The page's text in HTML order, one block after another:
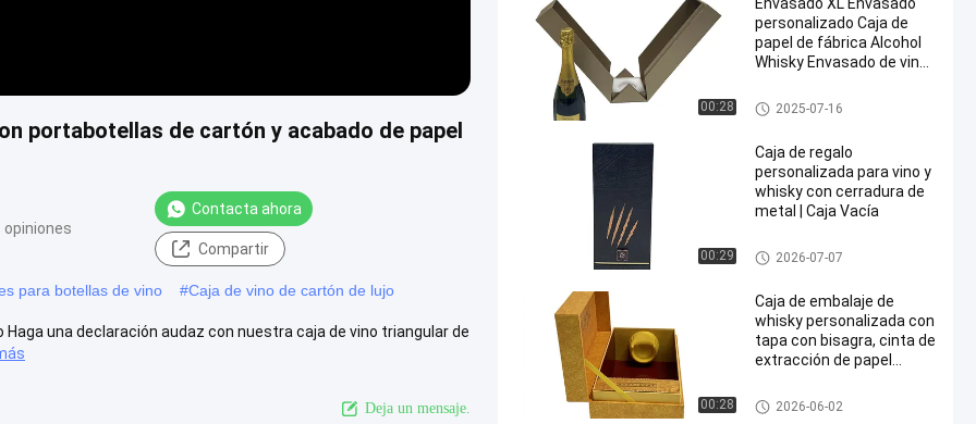
portabotellas de cartón y acabado de papel
opiniones
Contacta ahora
Compartir
para botellas de vino #Caja de vino de cartón de lujo
una declaración audaz con nuestra caja de vino triangular de
Deja un mensaje.
00:28
personalizado Caja de
papel de fábrica Alcohol
Whisky Envasado de vino
regalo de doble puerta
magnética
caja de empaquetado del vino
2025-07-16
00:29
Caja de regalo
personalizada para vino y
whisky con cerradura de
metal | Caja Vacía
caja de empaquetado del vino
2026-07-07
00:28
Caja de embalaje de
whisky personalizada con
tapa con bisagra, cinta de
extracción de papel
inserción de bandeja de
terciopelo
caja de empaquetado del vino
2026-06-02